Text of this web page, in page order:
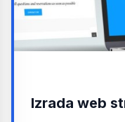
Izrada web